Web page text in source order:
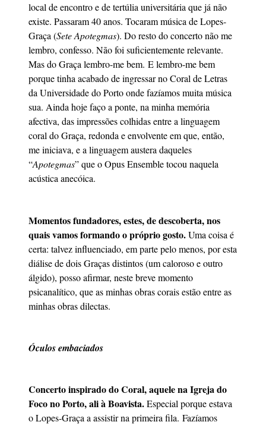
local de encontro e de tertúlia universitária que já não
existe. Passaram 40 anos. Tocaram música de Lopes-
Graça (Sete Apotegmas). Do resto do concerto não me
lembro, confesso. Não foi suficientemente relevante.
Mas do Graça lembro-me bem. E lembro-me bem
porque tinha acabado de ingressar no Coral de Letras
da Universidade do Porto onde fazíamos muita música
sua. Ainda hoje faço a ponte, na minha memória
afectiva, das impressões colhidas entre a linguagem
coral do Graça, redonda e envolvente em que, então,
me iniciava, e a linguagem austera daqueles
“Apotegmas” que o Opus Ensemble tocou naquela
acústica anecóica.
Momentos fundadores, estes, de descoberta, nos
quais vamos formando o próprio gosto.Uma coisa é
certa: talvez influenciado, em parte pelo menos, por esta
diálise de dois Graças distintos (um caloroso e outro
álgido), posso afirmar, neste breve momento
psicanalítico, que as minhas obras corais estão entre as
minhas obras dilectas.
Óculos embaciados
Concerto inspirado do Coral, aquele na Igreja do
Foco no Porto, ali à Boavista.Especial porque estava
o Lopes-Graça a assistir na primeira fila. Fazíamos